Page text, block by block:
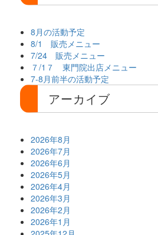
8月の活動予定
8/1 販売メニュー
7/24 販売メニュー
７/1７ 東門院出店メニュー
7-8月前半の活動予定
アーカイブ
2026年8月
2026年7月
2026年6月
2026年5月
2026年4月
2026年3月
2026年2月
2026年1月